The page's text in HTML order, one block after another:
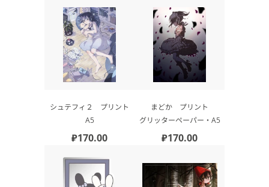
シュテフィ２ プリント
А5
₽170.00
まどか プリント
グリッターペーパー・А5
₽170.00